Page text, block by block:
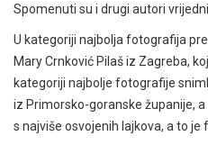
Spomenuti su i drugi autori
U kategoriji najbolja fotografija
Mary Crnković Pilaš iz Zagreba,
kategoriji najbolje fotografije
iz Primorsko-goranske županije,
s najviše osvojenih lajkova, a to je